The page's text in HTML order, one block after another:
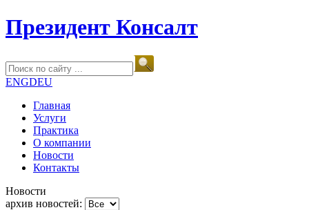
Президент Консалт
ENGDEU
Главная
Услуги
Практика
О компании
Новости
Контакты
Новости
архив новостей: